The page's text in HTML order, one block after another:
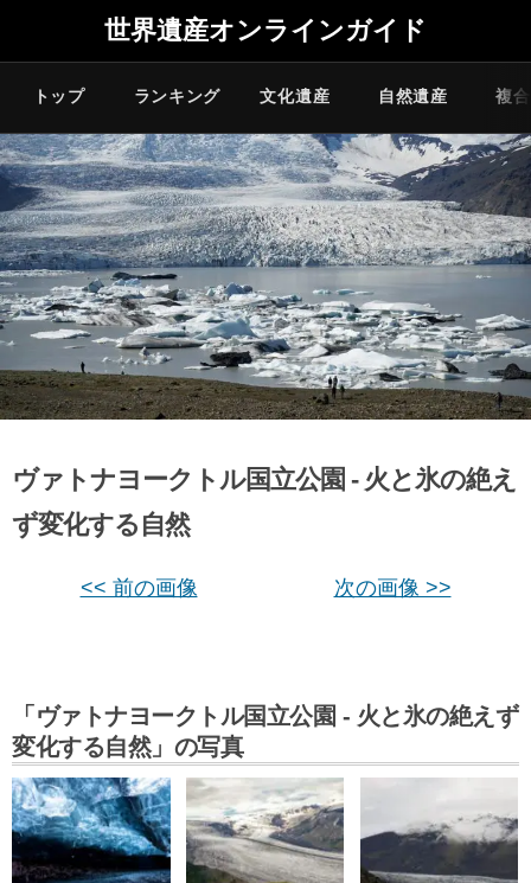
世界遺産オンラインガイド
トップ ランキング 文化遺産 自然遺産 複
ヴァトナヨークトル国立公園 - 火と氷の絶え
ず変化する自然
<< 前の画像 次の画像 >>
「ヴァトナヨークトル国立公園 - 火と氷の絶えず
変化する自然」の写真